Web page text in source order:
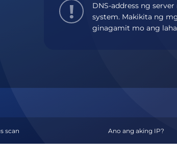
DNS-address ng
system. Makikita ng
ginagamit mo ang
scan Ano ang aking IP?